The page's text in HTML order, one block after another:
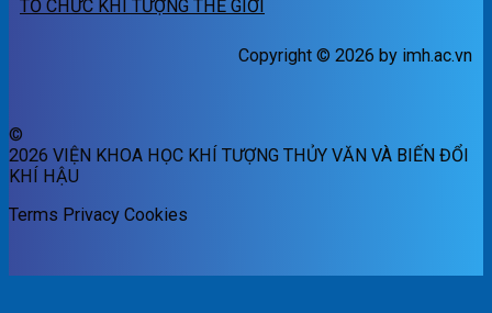
TỔ CHỨC KHÍ TƯỢNG THẾ GIỚI
Copyright © 2026 by imh.ac.vn
©
2026 VIỆN KHOA HỌC KHÍ TƯỢNG THỦY VĂN VÀ BIẾN ĐỔI
KHÍ HẬU
Terms Privacy Cookies